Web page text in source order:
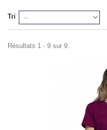
Tri
Résultats 1 - 9 sur 9.